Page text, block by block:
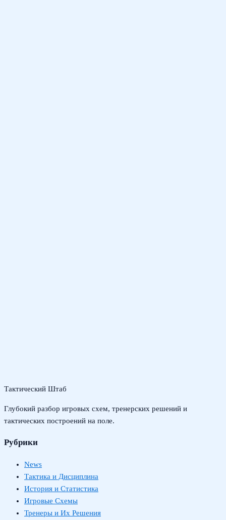
Тактический Штаб
Глубокий разбор игровых схем, тренерских решений и
тактических построений на поле.
Рубрики
News
Тактика и Дисциплина
История и Статистика
Игровые Схемы
Тренеры и Их Решения